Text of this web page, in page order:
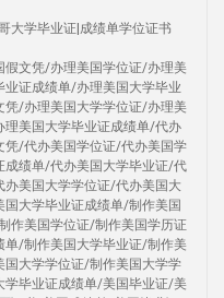
大学毕业证|成绩单学位证书
文凭/办理美国学位证/办理美
证成绩单/办理美国大学毕业
/办理美国大学学位证/办理美
美国大学毕业证成绩单/代办
/代办美国学位证/代办美国学
绩单/代办美国大学毕业证/代
美国大学学位证/代办美国大
大学毕业证成绩单/制作美国
作美国学位证/制作美国学历证
/制作美国大学毕业证/制作美
大学学位证/制作美国大学学
毕业证成绩单/美国毕业证/美